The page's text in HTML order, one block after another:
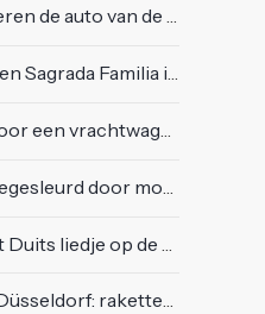
doen alsof er niets gebeurd is
in Barcelona met lading verf
vrachtwagen invoegen
door modderstroom
op de markt van Emmen
schieten het publiek in